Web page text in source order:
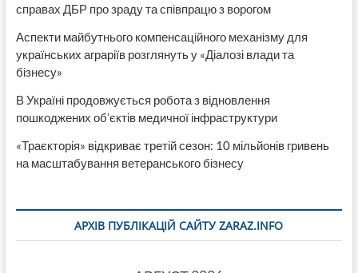
справах ДБР про зраду та співпрацю з ворогом
Аспекти майбутнього компенсаційного механізму для
українських аграріїв розглянуть у «Діалозі влади та
бізнесу»
В Україні продовжується робота з відновлення
пошкоджених об’єктів медичної інфраструктури
«Траєкторія» відкриває третій сезон: 10 мільйонів гривень
на масштабування ветеранського бізнесу
АРХІВ ПУБЛІКАЦІЙ САЙТУ ZARAZ.INFO